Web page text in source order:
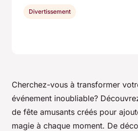
Cherchez-vous à transformer
événement inoubliable?
de fête amusants créés pour
magie à chaque moment. De
Divertissement